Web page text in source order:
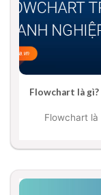
Flowchart là
Flowchart